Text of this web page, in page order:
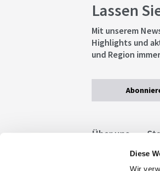
Diese
Wir
Lassen
Mit unserem
Highlights und
und Region
Über uns
Allgemeine